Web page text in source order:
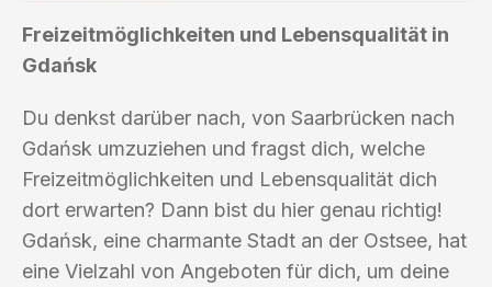
Freizeitmöglichkeiten und Lebensqualität in
Gdańsk
Du denkst darüber nach, von Saarbrücken nach
Gdańsk umzuziehen und fragst dich, welche
Freizeitmöglichkeiten und Lebensqualität dich
dort erwarten? Dann bist du hier genau richtig!
Gdańsk, eine charmante Stadt an der Ostsee, hat
eine Vielzahl von Angeboten für dich, um deine